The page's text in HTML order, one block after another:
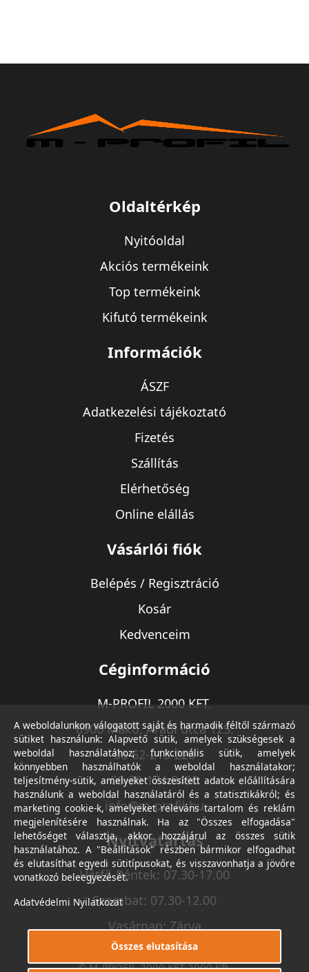
Oldaltérkép
Nyitóoldal
Akciós termékeink
Top termékeink
Kifutó termékeink
Információk
ÁSZF
Adatkezelési tájékoztató
Fizetés
Szállítás
Elérhetőség
Online elállás
Vásárlói fiók
Belépés / Regisztráció
Kosár
Kedvenceim
Céginformáció
M-PROFIL 2000 KFT.
6900 Makó, Aradi utca 125.
06-62-213-220
06-30-174-9490
info@m-profil.hu
Nyitvatartás
Hétfő-Péntek: 07.30-17.00
Szombat: 07.30-12.00
Vasárnap: Zárva
© M-PROFIL 2000 KFT 2000 Kft.
A weboldalunkon válogatott saját és harmadik féltől származó
sütiket használunk: Alapvető sütik, amelyek szükségesek a
weboldal használatához; funkcionális sütik, amelyek
könnyebben használhatók a weboldal használatakor;
teljesítmény-sütik, amelyeket összesített adatok előállítására
használunk a weboldal használatáról és a statisztikákról; és
marketing cookie-k, amelyeket releváns tartalom és reklám
megjelenítésére használnak. Ha az "Összes elfogadása"
lehetőséget választja, akkor hozzájárul az összes sütik
használatához. A "Beállítások" részben bármikor elfogadhat
és elutasíthat egyedi sütitípusokat, és visszavonhatja a jövőre
vonatkozó beleegyezését.
Adatvédelmi Nyilatkozat
Összes elutasítása